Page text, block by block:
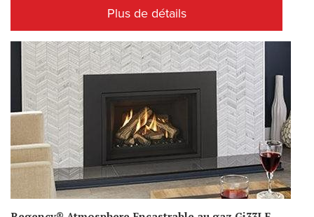
Plus de détails